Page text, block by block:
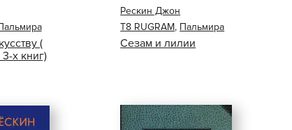
(
х книг)
Сезам и лилии
Рескин Джон
Т8 RUGRAM, Пальмира